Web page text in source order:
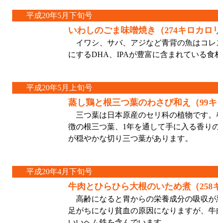
平成20年5月下旬号
いわしのごま味噌焼き（274キロカロ
イワシ、サバ、アジなど青背の魚はコ
にするDHA、IPAが豊富に含まれている食
平成20年5月上旬号
蒸し鶏と根三つ葉のわさび和え（99
三つ葉は日本原産のセリ科の植物です
徴の根三つ葉、1年を通して手に入る香り
が穏やかな切り三つ葉があります。
平成20年4月下旬号
牛肉とひらひら大根のいため煮（258
高齢になると胃からの栄養成分の吸収
足がちになり貧血の原因になりますが、